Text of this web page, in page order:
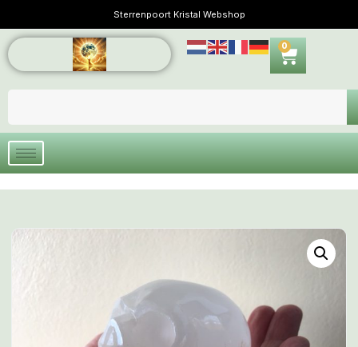
Sterrenpoort Kristal Webshop
0